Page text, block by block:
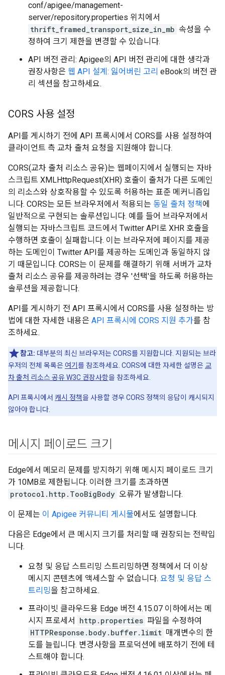
conf/apigee/management-
server/repository.properties 위치에서
thrift_framed_transport_size_in_mb 속성을 수
정하여 크기 제한을 변경할 수 있습니다.
API 버전 관리: Apigee의 API 버전 관리에 대한 생각과
권장사항은 웹 API 설계: 잃어버린 고리 eBook의 버전 관
리 섹션을 참고하세요.
CORS 사용 설정
API를 게시하기 전에 API 프록시에서 CORS를 사용 설정하여
클라이언트 측 교차 출처 요청을 지원해야 합니다.
CORS(교차 출처 리소스 공유)는 웹페이지에서 실행되는 자바
스크립트 XMLHttpRequest(XHR) 호출이 출처가 다른 도메인
의 리소스와 상호작용할 수 있도록 허용하는 표준 메커니즘입
니다. CORS는 모든 브라우저에서 적용되는 동일 출처 정책 에
일반적으로 구현되는 솔루션입니다. 예를 들어 브라우저에서
실행되는 자바스크립트 코드에서 Twitter API로 XHR 호출을
수행하면 호출이 실패합니다. 이는 브라우저에 페이지를 제공
하는 도메인이 Twitter API를 제공하는 도메인과 동일하지 않
기 때문입니다. CORS는 이 문제를 해결하기 위해 서버가 교차
출처 리소스 공유를 제공하려는 경우 '선택'을 하도록 허용하는
솔루션을 제공합니다.
API를 게시하기 전 API 프록시에서 CORS를 사용 설정하는 방
법에 대한 자세한 내용은 API 프록시에 CORS 지원 추가를 참
조하세요.
참고: 대부분의 최신 브라우저는 CORS를 지원합니다. 지원되는 브라
우저의 전체 목록은 여기 를 참조하세요. CORS에 대한 자세한 설명은 교
차 출처 리소스 공유 W3C 권장사항을 참조하세요.
API 프록시에서 캐시 정책을 사용할 경우 CORS 정책의 응답이 캐시되지
않아야 합니다.
메시지 페이로드 크기
Edge에서 메모리 문제를 방지하기 위해 메시지 페이로드 크기
가 10MB로 제한됩니다. 이러한 크기를 초과하면
protocol.http.TooBigBody 오류가 발생합니다.
이 문제는 이 Apigee 커뮤니티 게시물에서도 설명합니다.
다음은 Edge에서 큰 메시지 크기를 처리할 때 권장되는 전략입
니다.
요청 및 응답 스트리밍 스트리밍하면 정책에서 더 이상
메시지 콘텐츠에 액세스할 수 없습니다. 요청 및 응답 스
트리밍을 참고하세요.
프라이빗 클라우드용 Edge 버전 4.15.07 이하에서는 메
시지 프로세서
http.properties 파일을 수정하여
HTTPResponse.body.buffer.limit 매개변수의 한
도를 늘립니다. 변경사항을 프로덕션에 배포하기 전에 테
스트해야 합니다.